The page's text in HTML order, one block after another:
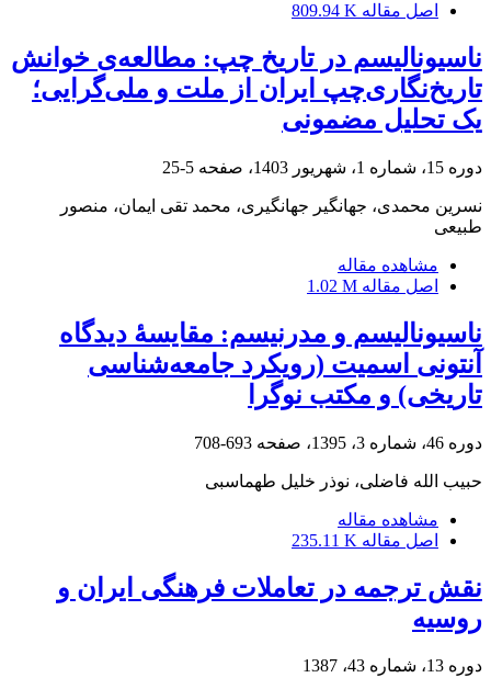
اصل مقاله 809.94 K
ناسیونالیسم در تاریخ چپ: مطالعه‌ی خوانش
تاریخ‌نگاری‌چپ‌ ایران از ملت و ملی‌گرایی؛
یک تحلیل مضمونی
دوره 15، شماره 1، شهریور 1403، صفحه 5-25
نسرین محمدی، جهانگیر جهانگیری، محمد تقی ایمان، منصور
طبیعی
مشاهده مقاله
اصل مقاله 1.02 M
ناسیونالیسم و مدرنیسم: مقایسۀ دیدگاه
آنتونی اسمیت (رویکرد جامعه‌شناسی
تاریخی) و مکتب نوگرا
دوره 46، شماره 3، 1395، صفحه 693-708
حبیب الله فاضلی، نوذر خلیل طهماسبی
مشاهده مقاله
اصل مقاله 235.11 K
نقش ترجمه در تعاملات فرهنگی ایران و
روسیه
دوره 13، شماره 43، 1387